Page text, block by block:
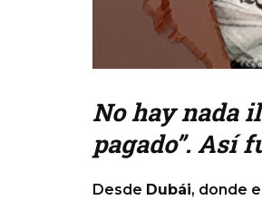
No hay nada
pagado”. Así
Desde Dubái, donde